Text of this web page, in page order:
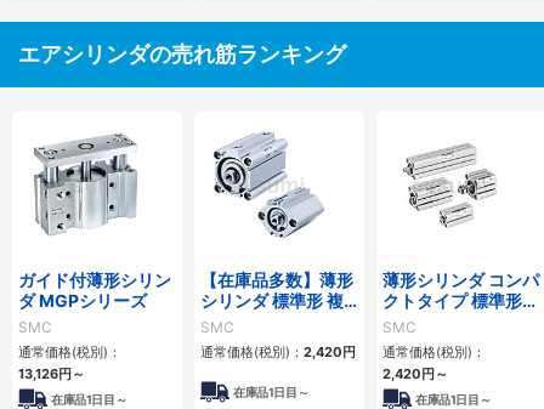
エアシリンダの売れ筋ランキング
ガイド付薄形シリン
ダ MGPシリーズ
SMC
通常価格(税別)：
13,126円 ～
在庫品1日目～
【在庫品多数】薄形
シリンダ 標準形 複
動・片ロッド CQ2
シリーズ
SMC
通常価格(税別)： 2,420 円
在庫品1日目～
薄形シリンダ コンパ
クトタイプ 標準形
複動 片ロッド CQS
シリーズ
SMC
通常価格(税別)：
2,420 円 ～
在庫品1日目～